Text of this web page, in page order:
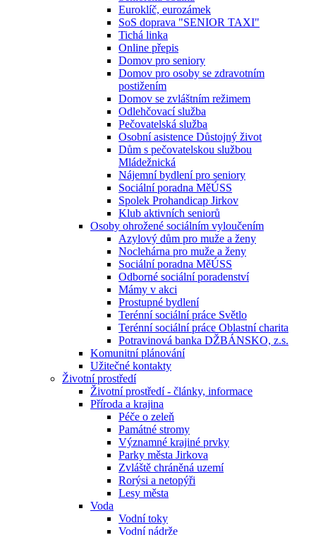
Euroklíč, eurozámek
SoS doprava "SENIOR TAXI"
Tichá linka
Online přepis
Domov pro seniory
Domov pro osoby se zdravotním
postižením
Domov se zvláštním režimem
Odlehčovací služba
Pečovatelská služba
Osobní asistence Důstojný život
Dům s pečovatelskou službou
Mládežnická
Nájemní bydlení pro seniory
Sociální poradna MěÚSS
Spolek Prohandicap Jirkov
Klub aktivních seniorů
Osoby ohrožené sociálním vyloučením
Azylový dům pro muže a ženy
Noclehárna pro muže a ženy
Sociální poradna MěÚSS
Odborné sociální poradenství
Mámy v akci
Prostupné bydlení
Terénní sociální práce Světlo
Terénní sociální práce Oblastní charita
Potravinová banka DŽBÁNSKO, z.s.
Komunitní plánování
Užitečné kontakty
Životní prostředí
Životní prostředí - články, informace
Příroda a krajina
Péče o zeleň
Památné stromy
Významné krajiné prvky
Parky města Jirkova
Zvláště chráněná uzemí
Rorýsi a netopýři
Lesy města
Voda
Vodní toky
Vodní nádrže